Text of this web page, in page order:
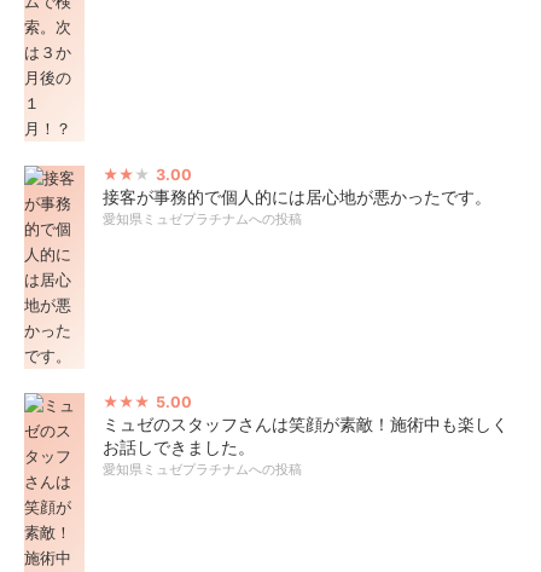
3.00
接客が事務的で個人的には居心地が悪かったです。
愛知県ミュゼプラチナムへの投稿
5.00
ミュゼのスタッフさんは笑顔が素敵！施術中も楽しく
お話しできました。
愛知県ミュゼプラチナムへの投稿